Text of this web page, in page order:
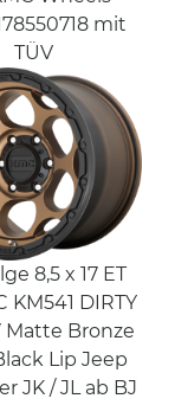
mit
TÜV
8,5 x 17 ET
KM541 DIRTY
Matte Bronze
Lip Jeep
JK / JL ab BJ